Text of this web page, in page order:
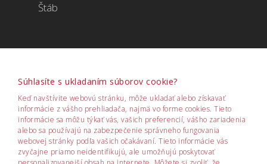
Štáb
Súhlasíte s ukladaním súborov cookie?
Keď navštívite webovú stránku, môže ukladať alebo získavať
informácie z vášho prehliadača, najmä vo forme cookies. Tieto
informácie sa môžu týkať vás, vašich preferencií, vášho zariadenia
alebo sa používajú na zabezpečenie správneho fungovania
webovej stránky podľa vašich očakávaní. Tieto informácie vás
zvyčajne priamo neidentifikujú, ale umožňujú poskytovať